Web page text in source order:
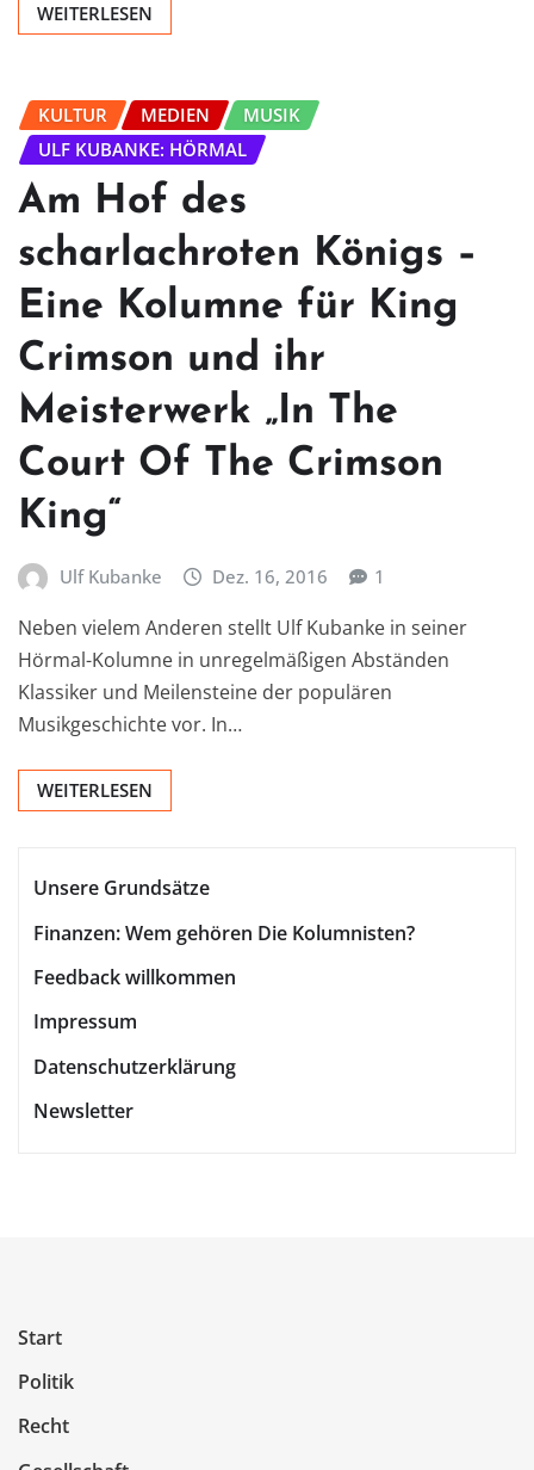
WEITERLESEN
KULTUR MEDIEN
MUSIK
ULF KUBANKE: HÖRMAL
Am Hof des
scharlachroten Königs –
Eine Kolumne für King
Crimson und ihr
Meisterwerk „In The
Court Of The Crimson
King“
Ulf Kubanke Dez. 16, 2016 1
Neben vielem Anderen stellt Ulf Kubanke in seiner
Hörmal-Kolumne in unregelmäßigen Abständen
Klassiker und Meilensteine der populären
Musikgeschichte vor. In…
WEITERLESEN
Unsere Grundsätze
Finanzen: Wem gehören Die Kolumnisten?
Feedback willkommen
Impressum
Datenschutzerklärung
Newsletter
Start
Politik
Recht